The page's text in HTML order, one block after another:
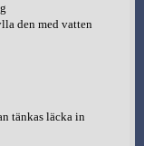
den med vatten
tänkas läcka in